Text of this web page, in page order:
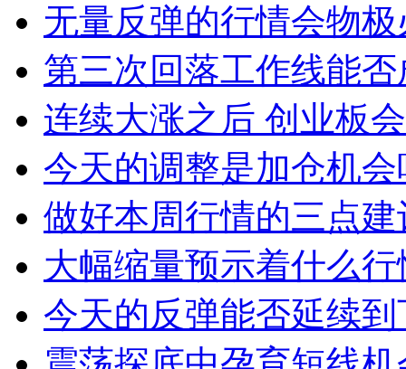
无量反弹的行情会物
第三次回落工作线能否
连续大涨之后 创业板
今天的调整是加仓机会
做好本周行情的三点建
大幅缩量预示着什么行
今天的反弹能否延续到